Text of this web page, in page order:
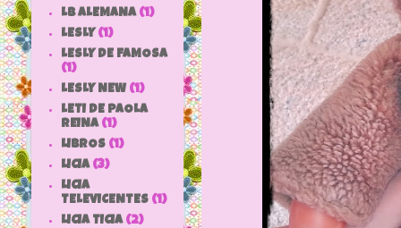
LB ALEMANA (1)
LESLY (1)
LESLY DE FAMOSA
(1)
LESLY NEW (1)
LETI DE PAOLA
REINA (1)
LIBROS (1)
LICIA (3)
LICIA
TELEVICENTES (1)
LICIA TICIA (2)